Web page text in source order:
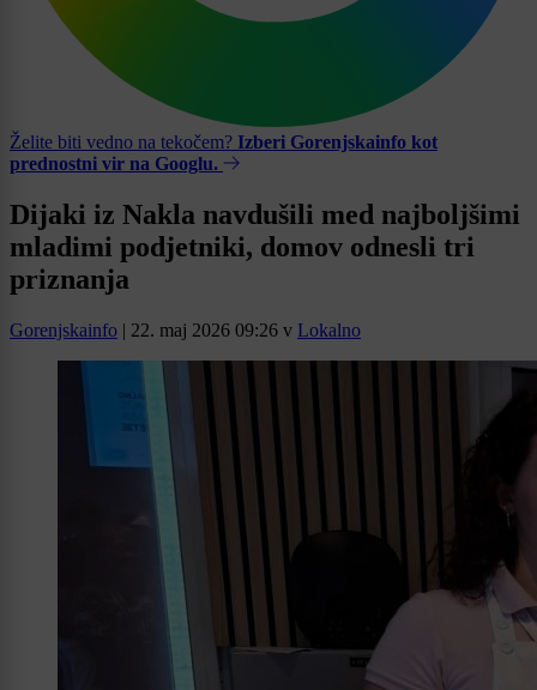
Želite biti vedno na tekočem? Izberi Gorenjskainfo kot
prednostni vir na Googlu.
Dijaki iz Nakla navdušili med najboljšimi
mladimi podjetniki, domov odnesli tri
priznanja
Gorenjskainfo | 22. maj 2026 09:26 v Lokalno